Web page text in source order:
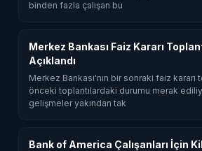
binden fazla çalışan bu
Merkez Bankası Faiz Kararı
Açıklandı
Merkez Bankası'nın bir sonraki faiz kararı
önceki toplantılardaki durumu merak
gelişmeler yakından tak
Bank of America Çalışanları İçin